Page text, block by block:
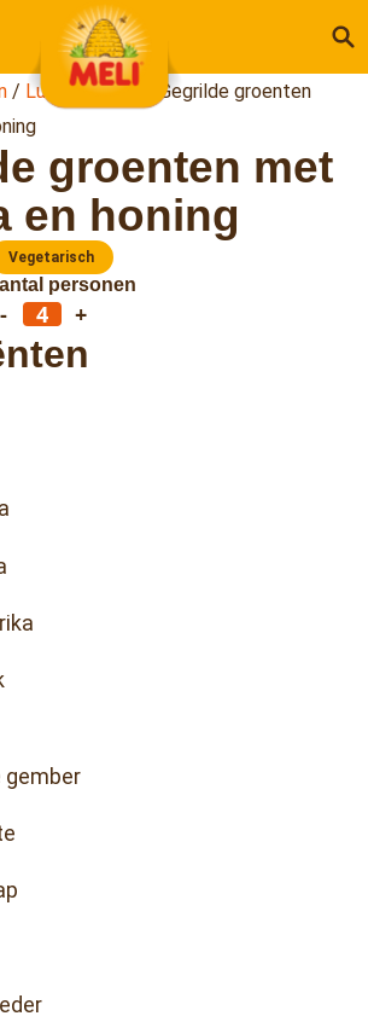
/ Lunch & Diner
Gegrilde groenten
groenten met
en honing
Vegetarisch
personen
- +
gember